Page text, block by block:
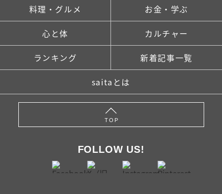
料理・グルメ お金・学ぶ
心と体 カルチャー
ランキング 新着記事一覧
saitaとは
TOP
FOLLOW US!